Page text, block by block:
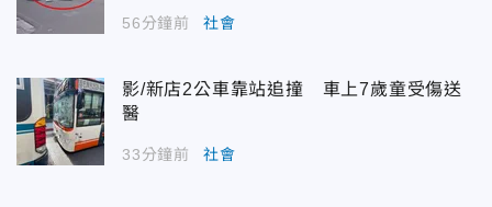
56分鐘前 社會
影/新店2公車靠站追撞 車上7歲童受傷送
醫
33分鐘前 社會